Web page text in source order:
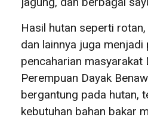
Hasil hutan seperti
dan lainnya juga menjadi
pencaharian masyarakat
Perempuan Dayak
bergantung pada hutan,
kebutuhan bahan bakar